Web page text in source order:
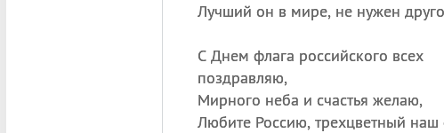
Лучший он в мире, не нужен
С Днем флага российского всех
поздравляю,
Мирного неба и счастья желаю,
Любите Россию, трехцветный наш